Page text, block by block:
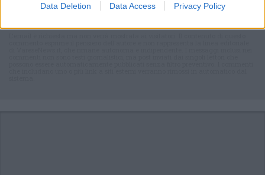
Data Deletion Data Access Privacy Policy
Accedioregistratiper commentare questo